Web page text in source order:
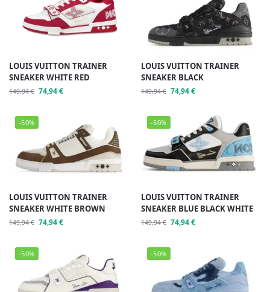
LOUIS VUITTON TRAINER
SNEAKER WHITE RED
149,94€ 74,94€
LOUIS VUITTON TRAINER
SNEAKER BLACK
149,94€ 74,94€
-50%
LOUIS VUITTON TRAINER
SNEAKER WHITE BROWN
149,94€ 74,94€
-50%
LOUIS VUITTON TRAINER
SNEAKER BLUE BLACK WHITE
149,94€ 74,94€
-50% -50%
10% DE DESCUENTO
EN TU PRIMER PEDIDO
Suscríbete y recibe tu código de
Email
NO, GRACIAS